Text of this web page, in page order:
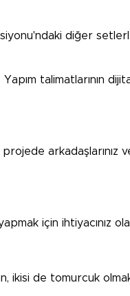
diğer
talimatlarının
arkadaşlarınız
için ihtiyacınız
ikisi de tomurcuk